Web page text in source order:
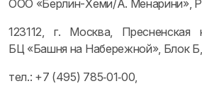
ООО «Берлин-Хеми/А. Менарини»,
123112, г. Москва, Пресненская
БЦ «Башня на Набережной», Блок Б,
тел.: +7 (495) 785‑01‑00,